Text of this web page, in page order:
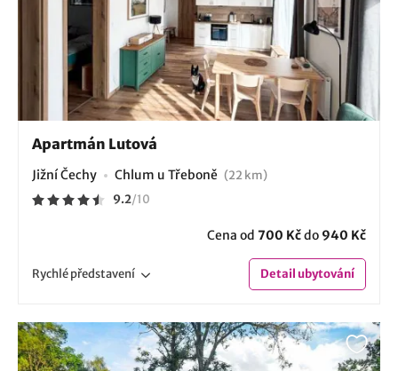
Apartmán Lutová
Jižní Čechy Chlum u Třeboně (22 km)
9.2/10
Cena od 700 Kčdo 940 Kč
Rychlépředstavení Detailubytování